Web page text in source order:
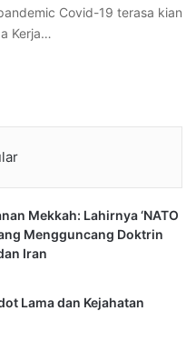
Covid-19 terasa kian
Kerja…
Mekkah: Lahirnya ‘NATO
Mengguncang Doktrin
Iran
Lama dan Kejahatan